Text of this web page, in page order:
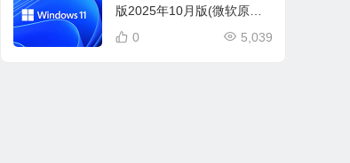
版2025年10月版(微软原版I
SO镜像)
5,039
0